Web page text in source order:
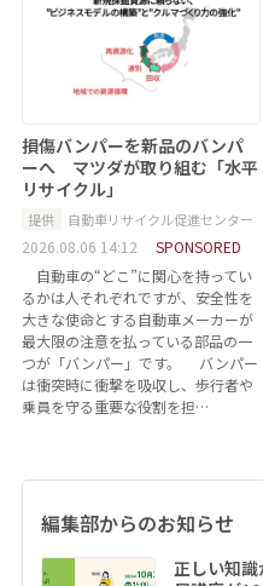
損傷バンパーを新品のバンパ
ーへ マツダが取り組む「水平
リサイクル」
提供 自動車リサイクル促進センター
2026.08.06 14:12
SPONSORED
自動車の“どこ”に関心を持ってい
るかは人それぞれですが、安全性を
大きな使命とする自動車メーカーが
最大限の注意を払っている部品の一
つが「バンパー」です。 バンパー
は衝突時に衝撃を吸収し、歩行者や
乗員を守る重要な役割を担…
編集部からのお知らせ
正しい知